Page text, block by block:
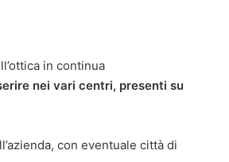
in continua
nei vari centri, presenti su
con eventuale città di